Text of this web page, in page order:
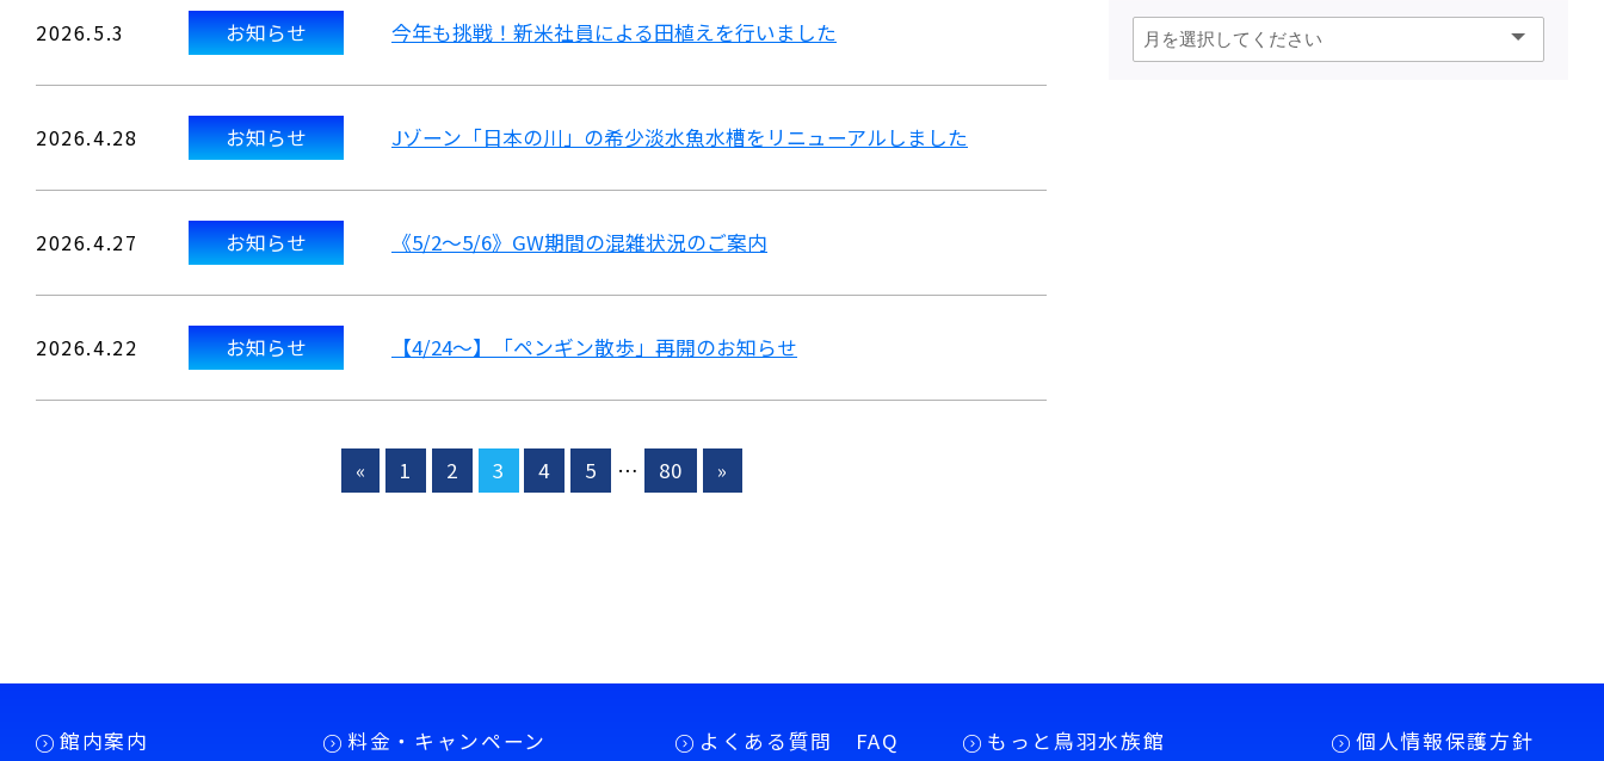
2026.5.3 お知らせ 今年も挑戦！新米社員による田植えを行いました
2026.4.28 お知らせ Jゾーン「日本の川」の希少淡水魚水槽をリニューアルしました
2026.4.27 お知らせ 《5/2～5/6》GW期間の混雑状況のご案内
2026.4.22 お知らせ 【4/24～】「ペンギン散歩」再開のお知らせ
« 1 2 3 4 5 … 80 »
館内案内 料金・キャンペーン よくある質問 FAQ もっと鳥羽水族館
個人情報保護方針